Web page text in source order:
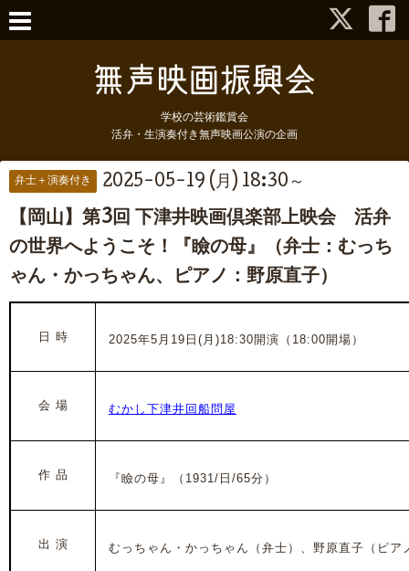
学校の芸術鑑賞会
活弁・生演奏付き無声映画公演の企画
弁士＋演奏付き 2025-05-19 (月) 18:30～
【岡山】第3回 下津井映画倶楽部上映会 活弁
の世界へようこそ！『瞼の母』（弁士：むっち
ゃん・かっちゃん、ピアノ：野原直子）
日 時 2025年5月19日(月)18:30開演（18:00開場）
会 場 むかし下津井回船問屋
作 品 『瞼の母 』（1931/日/65分）
出 演 むっちゃん・かっちゃん（弁士）、野原直子（ピア